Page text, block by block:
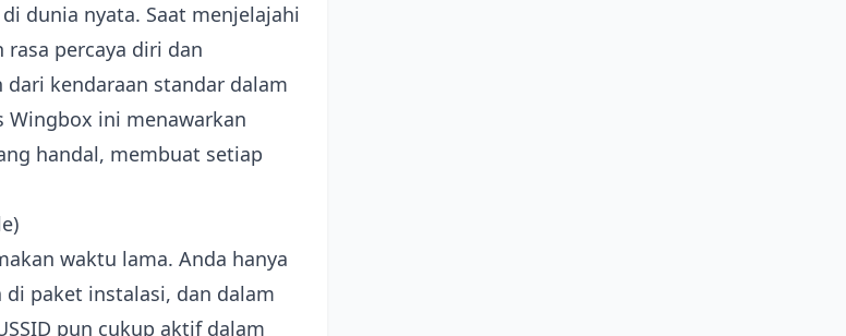
dunia nyata. Saat menjelajahi
percaya diri dan
kendaraan standar dalam
Wingbox ini menawarkan
handal, membuat setiap
waktu lama. Anda hanya
paket instalasi, dan dalam
pun cukup aktif dalam